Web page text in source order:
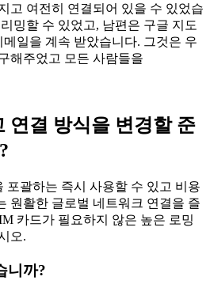
고 여전히 연결되어 있을 수 있었습
밍할 수 있었고, 남편은 구글 지도
일을 계속 받았습니다. 그것은 우
해주었고 모든 사람들을
연결 방식을 변경할 준
포괄하는 즉시 사용할 수 있고 비용
원활한 글로벌 네트워크 연결을 즐
카드가 필요하지 않은 높은 로밍
오.
니까?